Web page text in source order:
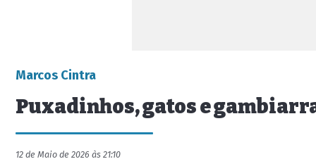
Marcos Cintra
Puxadinhos, gatos e
12 de Maio de 2026 às 21:10